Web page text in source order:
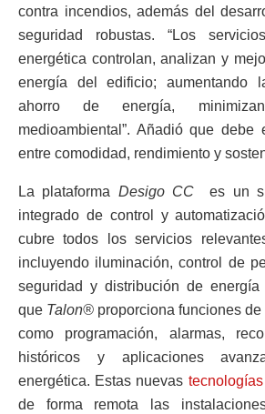
contra incendios, además del
seguridad robustas. “Los
energética controlan, analizan y
energía del edificio; aumentando
ahorro de energía,
medioambiental”. Añadió que debe
entre comodidad, rendimiento y
La plataforma Desigo CC es un
integrado de control y
cubre todos los servicios
incluyendo iluminación, control de
seguridad y distribución de
que Talon® proporciona funciones
como programación, alarmas,
históricos y aplicaciones
energética. Estas nuevas tecnologías
de forma remota las